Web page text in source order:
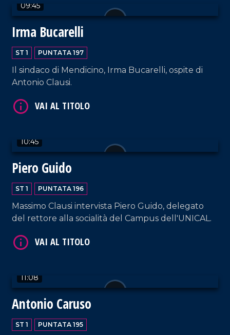
09:45
Irma Bucarelli
ST 1 PUNTATA 197
Il sindaco di Mendicino, Irma Bucarelli, ospite di
Antonio Clausi.
10:45
Piero Guido
ST 1 PUNTATA 196
Massimo Clausi intervista Piero Guido, delegato
del rettore alla socialità del Campus dell'UNICAL.
11:08
Antonio Caruso
ST 1 PUNTATA 195
VAI AL TITOLO
VAI AL TITOLO
VAI AL TITOLO